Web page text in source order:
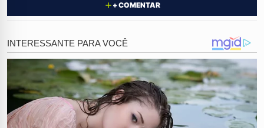
suspeito decidiu agir da pior forma possível. Ele utilizou
o rastro do segredo.
Prisão e Justiça
A Polícia Civil agiu rápido e conseguiu localizar o autor
+ COMENTAR